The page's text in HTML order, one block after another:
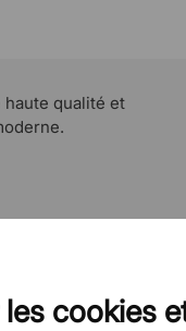
les cookies
qualité et